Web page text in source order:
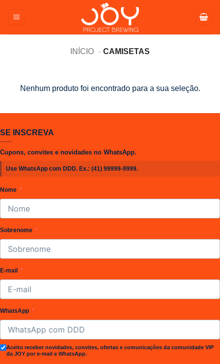
para
INÍCIO
CAMISETAS
Nenhum produto foi encontrado para a sua seleção.
SE INSCREVA
Cupons, convites e novidades no WhatsApp.
Use WhatsApp com DDD. Ex.: (41) 99999-9999.
Nome
Sobrenome
E-mail
WhatsApp
Aceito receber novidades, convites, ofertas e comunicações da comunidade VIP
da JOY por e-mail e WhatsApp.